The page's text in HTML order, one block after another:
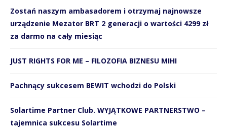
Zostań naszym ambasadorem i otrzymaj najnowsze
urządzenie Mezator BRT 2 generacji o wartości 4299 zł
za darmo na cały miesiąc
JUST RIGHTS FOR ME – FILOZOFIA BIZNESU MIHI
Pachnący sukcesem BEWIT wchodzi do Polski
Solartime Partner Club. WYJĄTKOWE PARTNERSTWO –
tajemnica sukcesu Solartime